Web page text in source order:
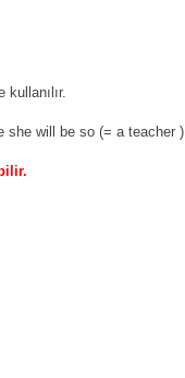
she will be so (= a teacher )